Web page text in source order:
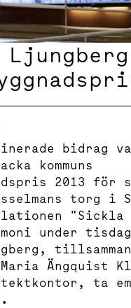
bidrag
kommuns
2013 för
torg i
"Sickla
under
Ängquist
ta